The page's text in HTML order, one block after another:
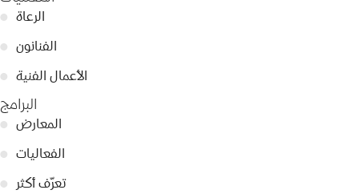
● الرعاة
● الفنانون
● الأعمال الفنية
البرامج
● المعارض
● الفعاليات
●
تعرّف أكثر